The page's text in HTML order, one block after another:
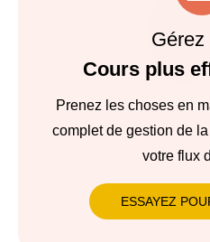
Gérez
Cours plus
Prenez les choses en
complet de gestion de
votre flux
ESSAYEZ